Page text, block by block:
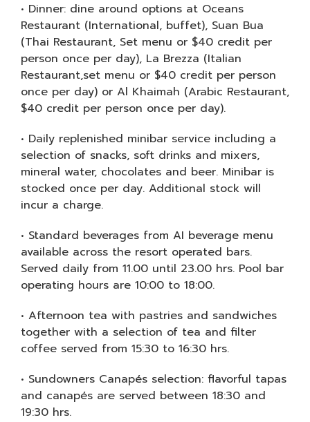
• Dinner: dine around options at Oceans
Restaurant (International, buffet), Suan Bua
(Thai Restaurant, Set menu or $40 credit per
person once per day), La Brezza (Italian
Restaurant,set menu or $40 credit per person
once per day) or Al Khaimah (Arabic Restaurant,
$40 credit per person once per day).
• Daily replenished minibar service including a
selection of snacks, soft drinks and mixers,
mineral water, chocolates and beer. Minibar is
stocked once per day. Additional stock will
incur a charge.
• Standard beverages from AI beverage menu
available across the resort operated bars.
Served daily from 11.00 until 23.00 hrs. Pool bar
operating hours are 10:00 to 18:00.
• Afternoon tea with pastries and sandwiches
together with a selection of tea and filter
coffee served from 15:30 to 16:30 hrs.
• Sundowners Canapés selection: flavorful tapas
and canapés are served between 18:30 and
19:30 hrs.